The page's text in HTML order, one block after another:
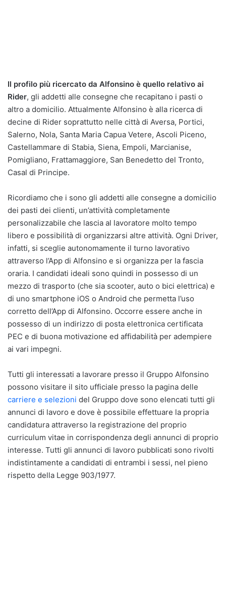
Il profilo più ricercato da Alfonsino è quello relativo ai
Rider, gli addetti alle consegne che recapitano i pasti o
altro a domicilio. Attualmente Alfonsino è alla ricerca di
decine di Rider soprattutto nelle città di Aversa, Portici,
Salerno, Nola, Santa Maria Capua Vetere, Ascoli Piceno,
Castellammare di Stabia, Siena, Empoli, Marcianise,
Pomigliano, Frattamaggiore, San Benedetto del Tronto,
Casal di Principe.
Ricordiamo che i sono gli addetti alle consegne a domicilio
dei pasti dei clienti, un’attività completamente
personalizzabile che lascia al lavoratore molto tempo
libero e possibilità di organizzarsi altre attività. Ogni Driver,
infatti, si sceglie autonomamente il turno lavorativo
attraverso l’App di Alfonsino e si organizza per la fascia
oraria. I candidati ideali sono quindi in possesso di un
mezzo di trasporto (che sia scooter, auto o bici elettrica) e
di uno smartphone iOS o Android che permetta l’uso
corretto dell’App di Alfonsino. Occorre essere anche in
possesso di un indirizzo di posta elettronica certificata
PEC e di buona motivazione ed affidabilità per adempiere
ai vari impegni.
Tutti gli interessati a lavorare presso il Gruppo Alfonsino
possono visitare il sito ufficiale presso la pagina delle
carriere e selezioni del Gruppo dove sono elencati tutti gli
annunci di lavoro e dove è possibile effettuare la propria
candidatura attraverso la registrazione del proprio
curriculum vitae in corrispondenza degli annunci di proprio
interesse. Tutti gli annunci di lavoro pubblicati sono rivolti
indistintamente a candidati di entrambi i sessi, nel pieno
rispetto della Legge 903/1977.